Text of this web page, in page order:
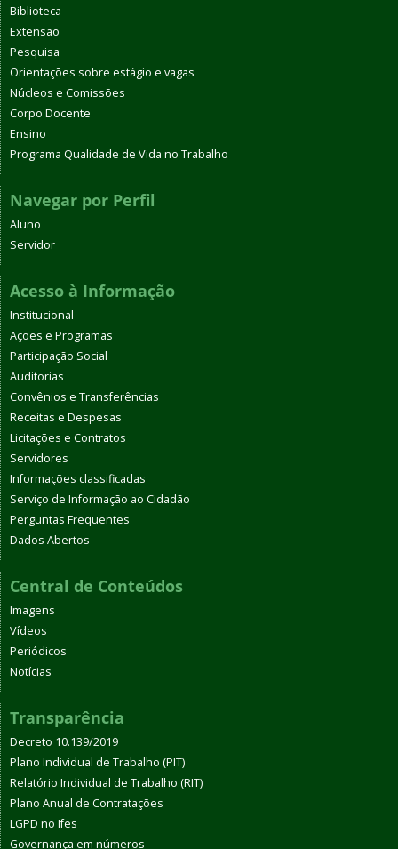
Biblioteca
Extensão
Pesquisa
Orientações sobre estágio e vagas
Núcleos e Comissões
Corpo Docente
Ensino
Programa Qualidade de Vida no Trabalho
Navegar por Perfil
Aluno
Servidor
Acesso à Informação
Institucional
Ações e Programas
Participação Social
Auditorias
Convênios e Transferências
Receitas e Despesas
Licitações e Contratos
Servidores
Informações classificadas
Serviço de Informação ao Cidadão
Perguntas Frequentes
Dados Abertos
Central de Conteúdos
Imagens
Vídeos
Periódicos
Notícias
Transparência
Decreto 10.139/2019
Plano Individual de Trabalho (PIT)
Relatório Individual de Trabalho (RIT)
Plano Anual de Contratações
LGPD no Ifes
Governança em números